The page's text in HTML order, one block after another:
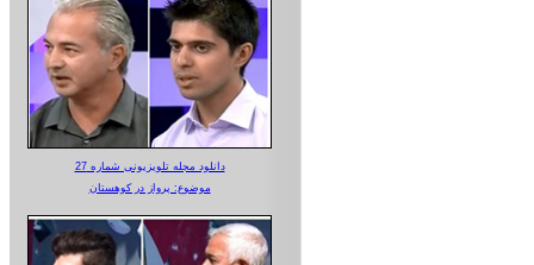
دانلود مجله تلویزیونی شماره 27
موضوع: پرواز در کوهستان